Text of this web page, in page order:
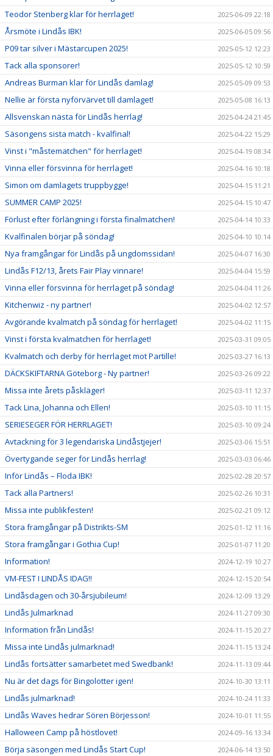
Teodor Stenberg klar för herrlaget! 2025-06-09 22:18
Årsmöte i Lindås IBK! 2025-06-05 09:56
P09 tar silver i Mästarcupen 2025! 2025-05-12 12:23
Tack alla sponsorer! 2025-05-12 10:59
Andreas Burman klar för Lindås damlag! 2025-05-09 09:53
Nellie är första nyförvärvet till damlaget! 2025-05-08 16:13
Allsvenskan nästa för Lindås herrlag! 2025-04-24 21:45
Säsongens sista match - kvalfinal! 2025-04-22 15:29
Vinst i "måstematchen" för herrlaget! 2025-04-19 08:34
Vinna eller försvinna för herrlaget! 2025-04-16 10:18
Simon om damlagets truppbygge! 2025-04-15 11:21
SUMMER CAMP 2025! 2025-04-15 10:47
Förlust efter förlängning i första finalmatchen! 2025-04-14 10:33
Kvalfinalen börjar på söndag! 2025-04-10 10:14
Nya framgångar för Lindås på ungdomssidan! 2025-04-07 16:30
Lindås F12/13, årets Fair Play vinnare! 2025-04-04 15:59
Vinna eller försvinna för herrlaget på söndag! 2025-04-04 11:26
Kitchenwiz - ny partner! 2025-04-02 12:57
Avgörande kvalmatch på söndag för herrlaget! 2025-04-02 11:15
Vinst i första kvalmatchen för herrlaget! 2025-03-31 09:05
Kvalmatch och derby för herrlaget mot Partille! 2025-03-27 16:13
DÄCKSKIFTARNA Göteborg - Ny partner! 2025-03-26 09:22
Missa inte årets påskläger! 2025-03-11 12:37
Tack Lina, Johanna och Ellen! 2025-03-10 11:15
SERIESEGER FÖR HERRLAGET! 2025-03-10 09:24
Avtackning för 3 legendariska Lindåstjejer! 2025-03-06 15:51
Övertygande seger för Lindås herrlag! 2025-03-03 06:46
Inför Lindås – Floda IBK! 2025-02-28 20:57
Tack alla Partners! 2025-02-26 10:31
Missa inte publikfesten! 2025-02-21 09:12
Stora framgångar på Distrikts-SM 2025-01-12 11:16
Stora framgångar i Gothia Cup! 2025-01-07 11:20
Information! 2024-12-19 10:27
VM-FEST I LINDÅS IDAG!! 2024-12-15 20:54
Lindåsdagen och 30-årsjubileum! 2024-12-09 13:29
Lindås Julmarknad 2024-11-27 09:30
Information från Lindås! 2024-11-15 20:27
Missa inte Lindås julmarknad! 2024-11-15 13:24
Lindås fortsätter samarbetet med Swedbank! 2024-11-13 09:44
Nu är det dags för Bingolotter igen! 2024-10-30 13:11
Lindås julmarknad! 2024-10-24 11:33
Lindås Waves hedrar Sören Börjesson! 2024-10-01 11:55
Halloween Camp på höstlovet! 2024-09-16 13:34
Börja säsongen med Lindås Start Cup! 2024-06-14 13:50